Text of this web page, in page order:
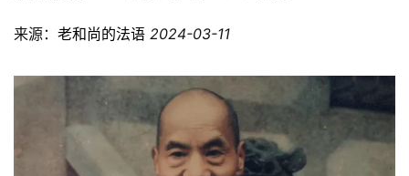
来源： 老和尚的法语 2024-03-11